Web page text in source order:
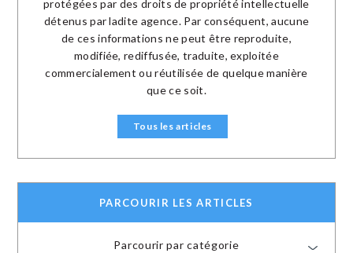
protégées par des droits de propriété intellectuelle
détenus par ladite agence. Par conséquent, aucune
de ces informations ne peut être reproduite,
modifiée, rediffusée, traduite, exploitée
commercialement ou réutilisée de quelque manière
que ce soit.
Tous les articles
PARCOURIR LES ARTICLES
Parcourir par catégorie